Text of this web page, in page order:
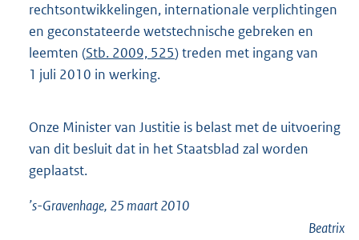
rechtsontwikkelingen, internationale verplichtingen
en geconstateerde wetstechnische gebreken en
leemten (Stb. 2009, 525) treden met ingang van
1 juli 2010 in werking.
Onze Minister van Justitie is belast met de uitvoering
van dit besluit dat in het Staatsblad zal worden
geplaatst.
’s-Gravenhage, 25 maart 2010
Beatrix